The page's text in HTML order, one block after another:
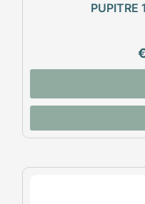
PUPITRE
€